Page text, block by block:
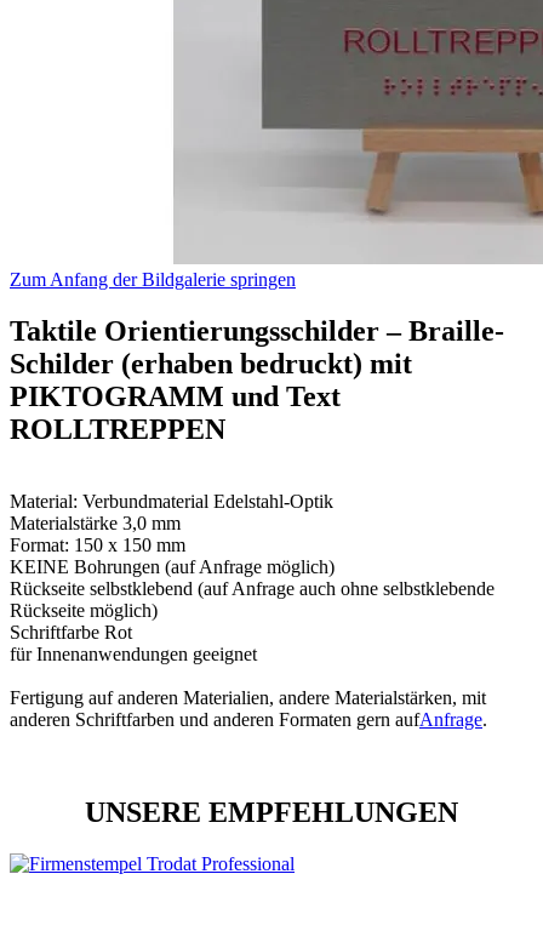
Zum Anfang der Bildgalerie springen
Taktile Orientierungsschilder – Braille-
Schilder (erhaben bedruckt) mit
PIKTOGRAMM und Text
ROLLTREPPEN
Material: Verbundmaterial Edelstahl-Optik
Materialstärke 3,0 mm
Format: 150 x 150 mm
KEINE Bohrungen (auf Anfrage möglich)
Rückseite selbstklebend (auf Anfrage auch ohne selbstklebende
Rückseite möglich)
Schriftfarbe Rot
für Innenanwendungen geeignet
Fertigung auf anderen Materialien, andere Materialstärken, mit
anderen Schriftfarben und anderen Formaten gern aufAnfrage.
UNSERE EMPFEHLUNGEN